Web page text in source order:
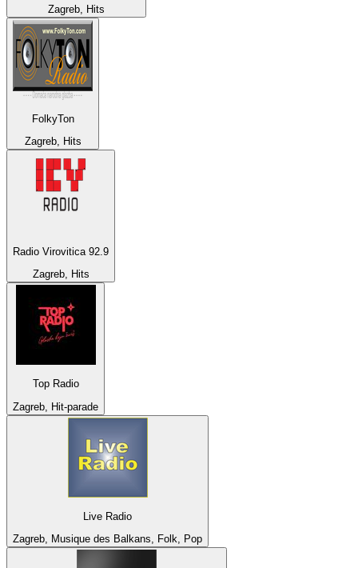
Zagreb, Hits
FolkyTon
Zagreb, Hits
Radio Virovitica 92.9
Zagreb, Hits
Top Radio
Zagreb, Hit-parade
Live Radio
Zagreb, Musique des Balkans, Folk, Pop